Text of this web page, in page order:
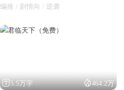
编推 / 剧情向 / 逆袭
5.5万字 464.2万